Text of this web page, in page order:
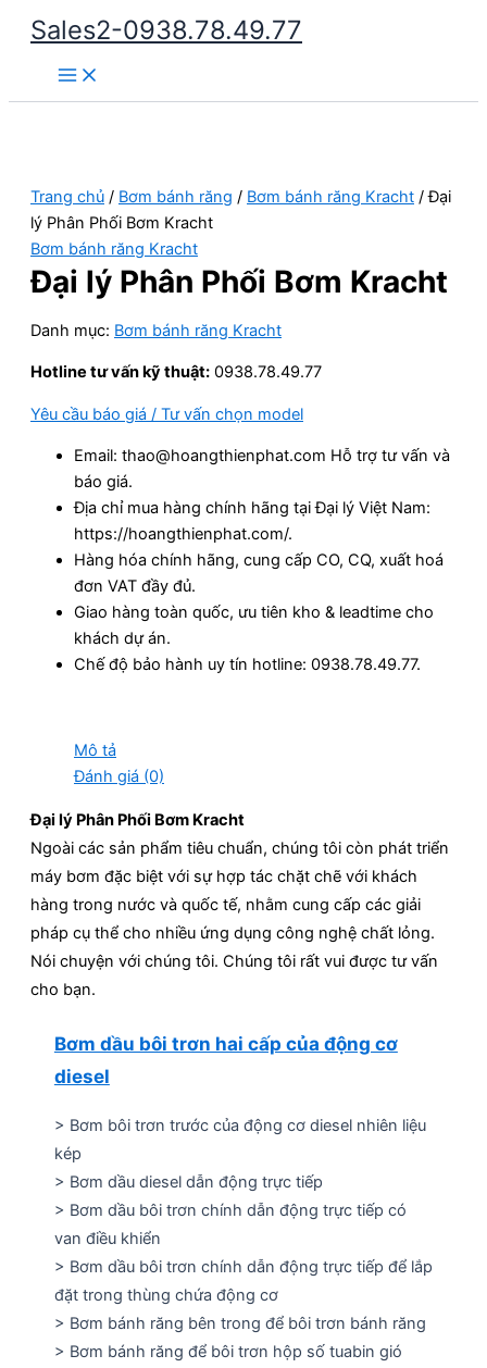
Nhảy
dung
Sales2-0938.78.49.77
Main
Menu
Trang chủ / Bơm bánh răng / Bơm bánh răng Kracht / Đại
lý Phân Phối Bơm Kracht
Bơm bánh răng Kracht
Đại lý Phân Phối Bơm Kracht
Danh mục: Bơm bánh răng Kracht
Hotline tư vấn kỹ thuật: 0938.78.49.77
Yêu cầu báo giá / Tư vấn chọn model
Email: thao@hoangthienphat.com Hỗ trợ tư vấn và
báo giá.
Địa chỉ mua hàng chính hãng tại Đại lý Việt Nam:
https://hoangthienphat.com/.
Hàng hóa chính hãng, cung cấp CO, CQ, xuất hoá
đơn VAT đầy đủ.
Giao hàng toàn quốc, ưu tiên kho & leadtime cho
khách dự án.
Chế độ bảo hành uy tín hotline: 0938.78.49.77.
Mô tả
Đánh giá (0)
Đại lý Phân Phối Bơm Kracht
Ngoài các sản phẩm tiêu chuẩn, chúng tôi còn phát triển
máy bơm đặc biệt với sự hợp tác chặt chẽ với khách
hàng trong nước và quốc tế, nhằm cung cấp các giải
pháp cụ thể cho nhiều ứng dụng công nghệ chất lỏng.
Nói chuyện với chúng tôi. Chúng tôi rất vui được tư vấn
cho bạn.
Bơm dầu bôi trơn hai cấp của động cơ
diesel
> Bơm bôi trơn trước của động cơ diesel nhiên liệu
kép
> Bơm dầu diesel dẫn động trực tiếp
> Bơm dầu bôi trơn chính dẫn động trực tiếp có
van điều khiển
> Bơm dầu bôi trơn chính dẫn động trực tiếp để lắp
đặt trong thùng chứa động cơ
> Bơm bánh răng bên trong để bôi trơn bánh răng
> Bơm bánh răng để bôi trơn hộp số tuabin gió